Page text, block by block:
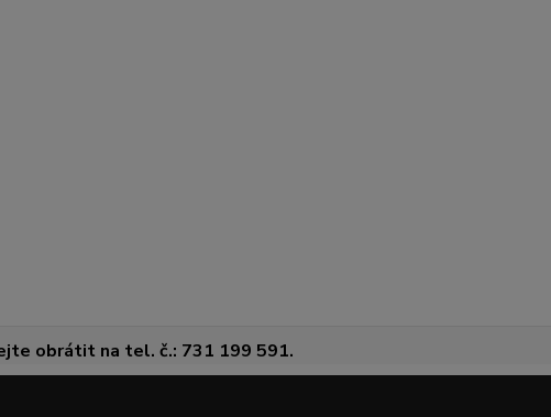
obrátit na tel. č.: 731 199 591.